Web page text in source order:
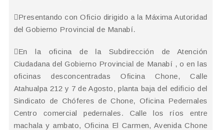
Presentando con Oficio dirigido a la Máxima Autoridad
del Gobierno Provincial de Manabí.
En la oficina de la Subdirección de Atención
Ciudadana del Gobierno Provincial de Manabí , o en las
oficinas desconcentradas Oficina Chone, Calle
Atahualpa 212 y 7 de Agosto, planta baja del edificio del
Sindicato de Chóferes de Chone, Oficina Pedernales
Centro comercial pedernales. Calle los ríos entre
machala y ambato, Oficina El Carmen, Avenida Chone